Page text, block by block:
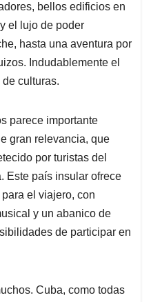
bellos edificios en
el lujo de poder
hasta una aventura por
Indudablemente el
culturas.
parece importante
gran relevancia, que
por turistas del
Este país insular ofrece
el viajero, con
y un abanico de
de participar en
Cuba, como todas